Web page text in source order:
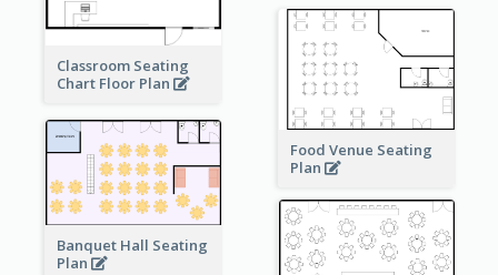
Classroom Seating
Chart Floor Plan
Food Venue Seating
Plan
Banquet Hall Seating
Plan